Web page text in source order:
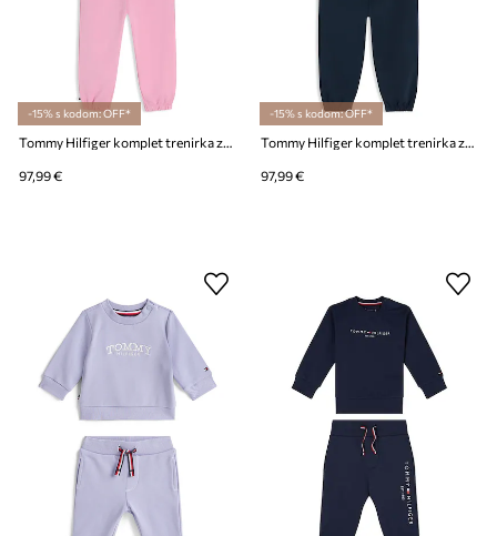
-15% s kodom: OFF*
Tommy Hilfiger komplet trenirka za bebe s pamukom
97,99 €
-15% s kodom: OFF*
Tommy Hilfiger komplet trenirka za bebe s pamukom
97,99 €